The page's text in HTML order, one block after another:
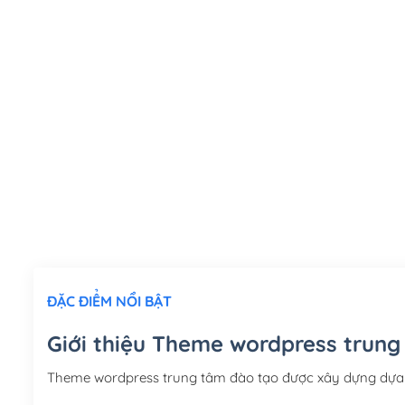
ĐẶC ĐIỂM NỔI BẬT
Giới thiệu Theme wordpress
Theme wordpress trung tâm đào tạo được xây dựng